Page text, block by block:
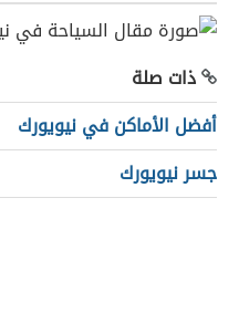
ذات صلة
أفضل الأماكن في نيويورك
جسر نيويورك